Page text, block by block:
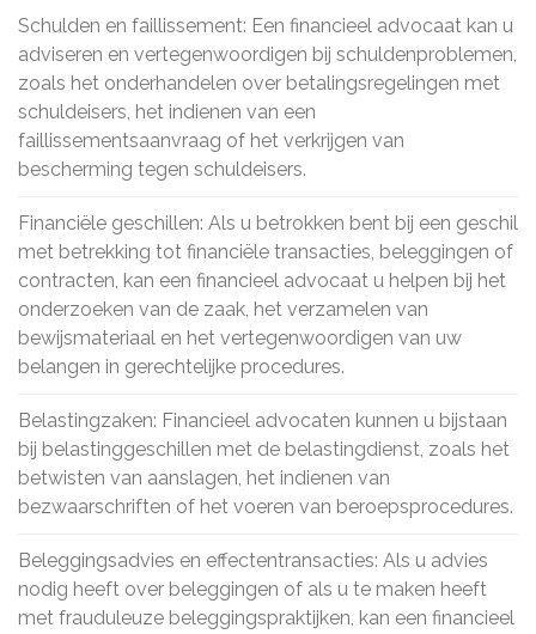
Schulden en faillissement: Een financieel advocaat kan u
adviseren en vertegenwoordigen bij schuldenproblemen,
zoals het onderhandelen over betalingsregelingen met
schuldeisers, het indienen van een
faillissementsaanvraag of het verkrijgen van
bescherming tegen schuldeisers.
Financiële geschillen: Als u betrokken bent bij een geschil
met betrekking tot financiële transacties, beleggingen of
contracten, kan een financieel advocaat u helpen bij het
onderzoeken van de zaak, het verzamelen van
bewijsmateriaal en het vertegenwoordigen van uw
belangen in gerechtelijke procedures.
Belastingzaken: Financieel advocaten kunnen u bijstaan ​​
bij belastinggeschillen met de belastingdienst, zoals het
betwisten van aanslagen, het indienen van
bezwaarschriften of het voeren van beroepsprocedures.
Beleggingsadvies en effectentransacties: Als u advies
nodig heeft over beleggingen of als u te maken heeft
met frauduleuze beleggingspraktijken, kan een financieel